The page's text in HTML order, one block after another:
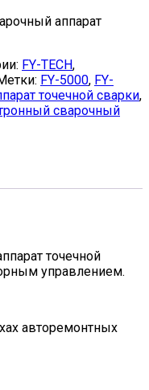
аппарат
FY-TECH,
FY-5000, FY-
точечной сварки,
сварочный
точечной
управлением.
авторемонтных